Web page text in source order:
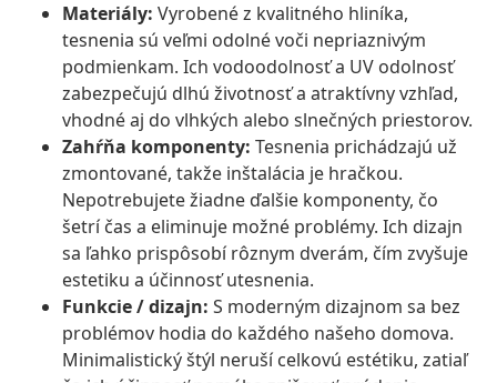
Materiály: Vyrobené z kvalitného hliníka,
tesnenia sú veľmi odolné voči nepriaznivým
podmienkam. Ich vodoodolnosť a UV odolnosť
zabezpečujú dlhú životnosť a atraktívny vzhľad,
vhodné aj do vlhkých alebo slnečných priestorov.
Zahŕňa komponenty: Tesnenia prichádzajú už
zmontované, takže inštalácia je hračkou.
Nepotrebujete žiadne ďalšie komponenty, čo
šetrí čas a eliminuje možné problémy. Ich dizajn
sa ľahko prispôsobí rôznym dverám, čím zvyšuje
estetiku a účinnosť utesnenia.
Funkcie / dizajn: S moderným dizajnom sa bez
problémov hodia do každého našeho domova.
Minimalistický štýl neruší celkovú estétiku, zatiaľ